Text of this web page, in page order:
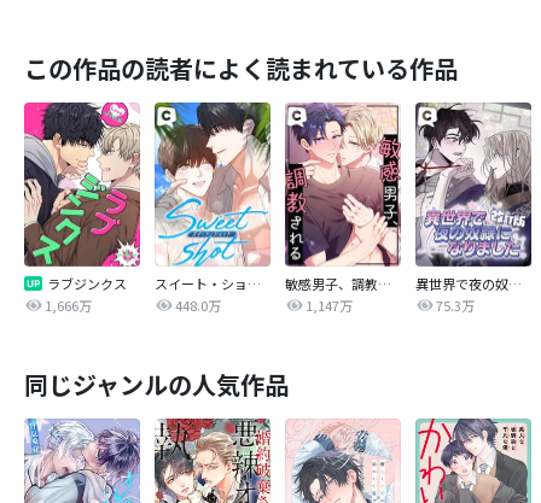
この作品の読者によく読まれている作品
ラブジンクス
1,666万
スイート・ショット
448.0万
敏感男子、調教される
1,147万
異世界で夜の奴隷になりました【改訂版】
75.3万
同じジャンルの人気作品